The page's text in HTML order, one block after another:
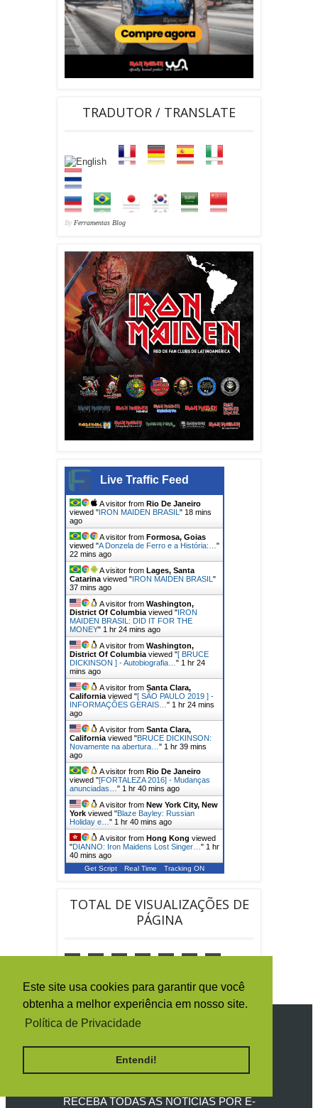
Este site usa cookies para garantir que você
obtenha a melhor experiência em nosso site.
Política de Privacidade
Entendi!
TRADUTOR / TRANSLATE
By Ferramentas Blog
Live Traffic Feed
A visitor from Rio De Janeiro
viewed "IRON MAIDEN BRASIL " 18 mins
ago
A visitor from Formosa, Goias
viewed "A Donzela de Ferro e a História:… "
22 mins ago
A visitor from Lages, Santa
Catarina viewed "IRON MAIDEN BRASIL "
37 mins ago
A visitor from Washington,
District Of Columbia viewed "IRON
MAIDEN BRASIL: DID IT FOR THE
MONEY" 1 hr 24 mins ago
A visitor from Washington,
District Of Columbia viewed "[ BRUCE
DICKINSON ] - Autobiografia… " 1 hr 24
mins ago
A visitor from Santa Clara,
California viewed "[ SÃO PAULO 2019 ] -
INFORMAÇÕES GERAIS… " 1 hr 24 mins
ago
A visitor from Santa Clara,
California viewed "BRUCE DICKINSON:
Novamente na abertura… " 1 hr 39 mins
ago
A visitor from Rio De Janeiro
viewed "[FORTALEZA 2016] - Mudanças
anunciadas… " 1 hr 40 mins ago
A visitor from New York City, New
York viewed "Blaze Bayley: Russian
Holiday e… " 1 hr 40 mins ago
A visitor from Hong Kong viewed
"DIANNO: Iron Maidens Lost Singer… " 1 hr
40 mins ago
Get Script Real Time Tracking ON
TOTAL DE VISUALIZAÇÕES DE
PÁGINA
5
SIGA O IRON MAIDEN BRASIL
RECEBA TODAS AS NOTÍCIAS POR E-